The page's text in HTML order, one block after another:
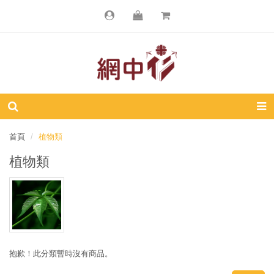
首頁 植物類
植物類
抱歉！此分類暫時沒有商品。